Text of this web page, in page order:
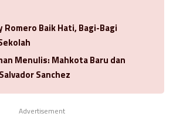
Romero Baik Hati, Bagi-Bagi
Menulis: Mahkota Baru dan
Sanchez
Advertisement